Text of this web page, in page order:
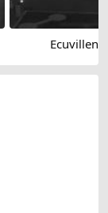
Ecuvillens